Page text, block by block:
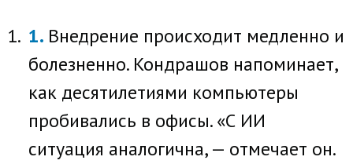
Внедрение происходит медленно и
болезненно. Кондрашов напоминает,
как десятилетиями компьютеры
пробивались в офисы. «С ИИ
ситуация аналогична, — отмечает он.